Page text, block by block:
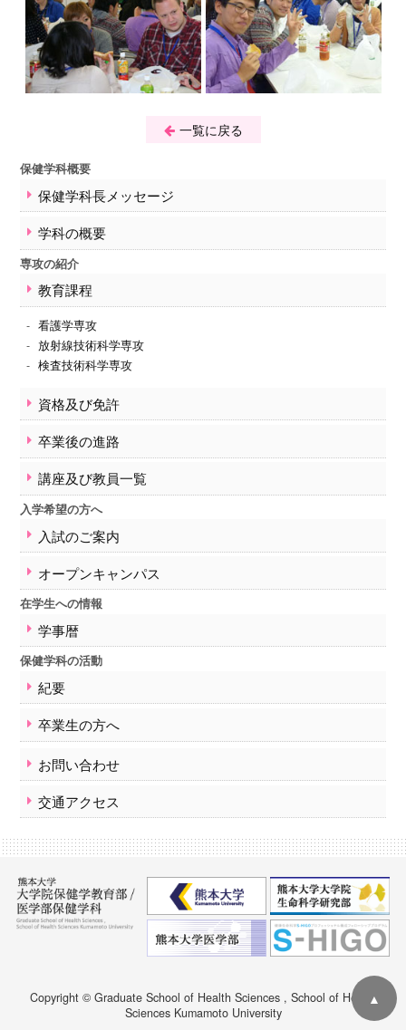
一覧に戻る
保健学科概要
保健学科長メッセージ
学科の概要
専攻の紹介
教育課程
看護学専攻
放射線技術科学専攻
検査技術科学専攻
資格及び免許
卒業後の進路
講座及び教員一覧
入学希望の方へ
入試のご案内
オープンキャンパス
在学生への情報
学事暦
保健学科の活動
紀要
卒業生の方へ
お問い合わせ
交通アクセス
Copyright © Graduate School of Health Sciences , School of Health
Sciences Kumamoto University
専攻の紹介
教育課程
資格及び免許
卒業後の進路
講座及び教員一覧
入学希望の方へ
在学生への情報
保健学科の活動
▲